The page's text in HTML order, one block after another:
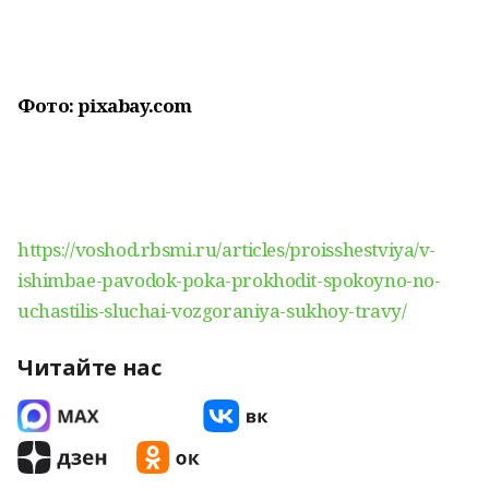
Фото: pixabay.com
https://voshod.rbsmi.ru/articles/proisshestviya/v-
ishimbae-pavodok-poka-prokhodit-spokoyno-no-
uchastilis-sluchai-vozgoraniya-sukhoy-travy/
Читайте нас